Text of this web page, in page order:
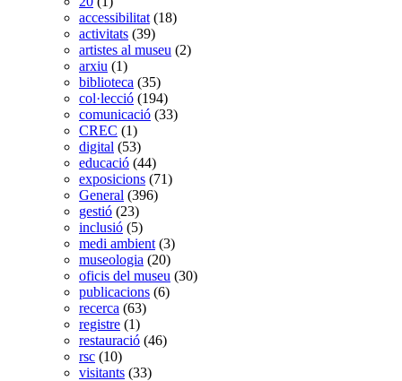
accessibilitat (18)
activitats (39)
artistes al museu (2)
arxiu (1)
biblioteca (35)
col·lecció (194)
comunicació (33)
CREC (1)
digital (53)
educació (44)
exposicions (71)
General (396)
gestió (23)
inclusió (5)
medi ambient (3)
museologia (20)
oficis del museu (30)
publicacions (6)
recerca (63)
registre (1)
restauració (46)
rsc (10)
visitants (33)